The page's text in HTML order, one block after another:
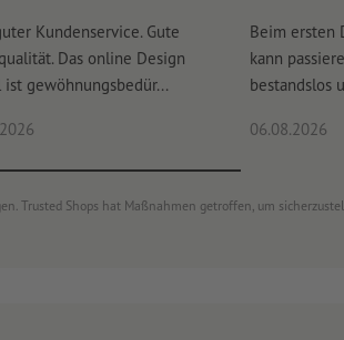
Kundenservice. Gute
Das online Design
ist gewöhnungsbedür...
Beim ersten
kann
bestandslos
06.08.2026
Trusted Shops hat Maßnahmen getroffen, um